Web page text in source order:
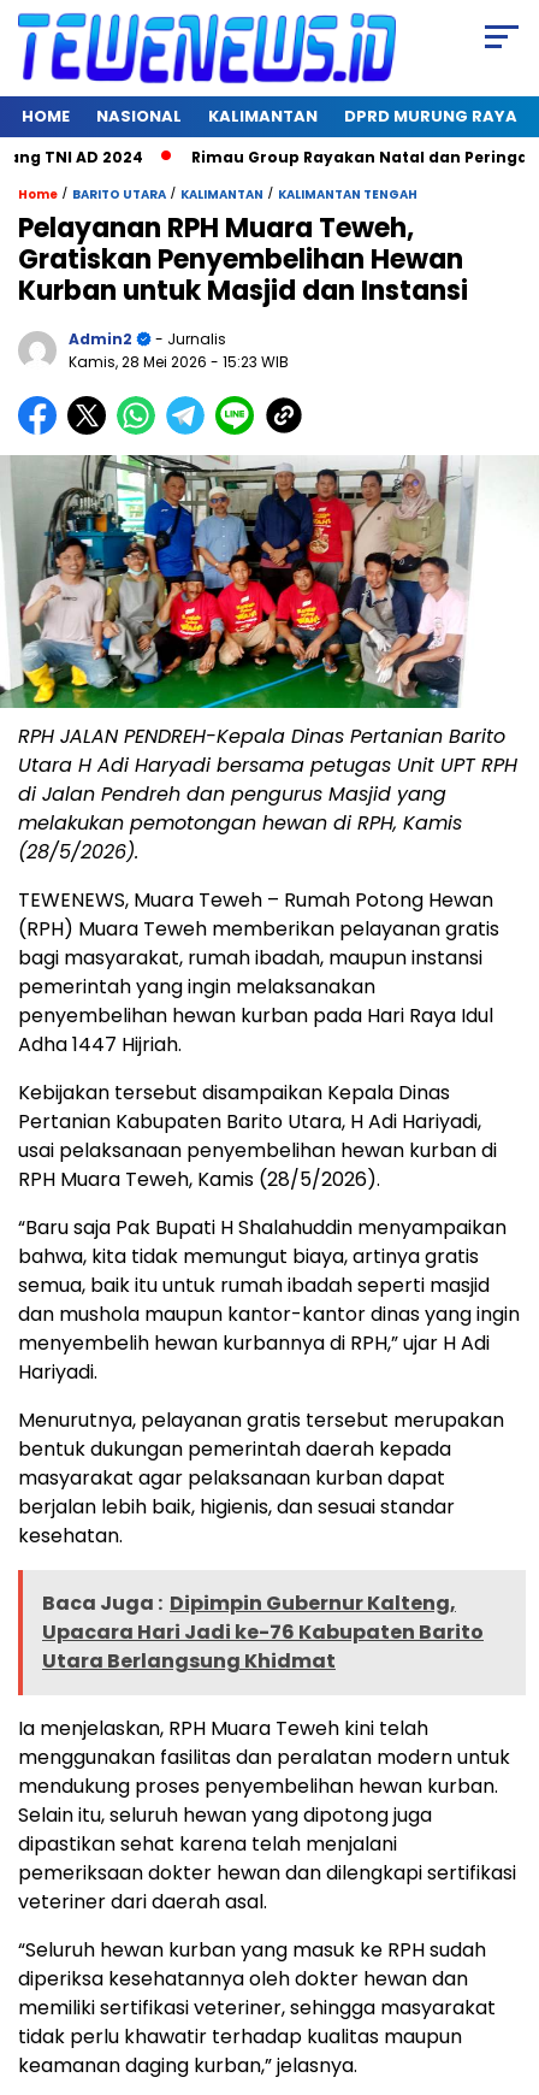
HOME NASIONAL KALIMANTAN DPRD MURUNG RAYA
TNI AD 2024 Rimau Group Rayakan Natal dan Peringati
Home / BARITO UTARA / KALIMANTAN / KALIMANTAN TENGAH
Pelayanan RPH Muara Teweh,
Gratiskan Penyembelihan Hewan
Kurban untuk Masjid dan Instansi
Admin2
- Jurnalis
Kamis, 28 Mei 2026 - 15:23 WIB
RPH JALAN PENDREH-Kepala Dinas Pertanian Barito
Utara H Adi Haryadi bersama petugas Unit UPT RPH
di Jalan Pendreh dan pengurus Masjid yang
melakukan pemotongan hewan di RPH, Kamis
(28/5/2026).
TEWENEWS, Muara Teweh – Rumah Potong Hewan
(RPH) Muara Teweh memberikan pelayanan gratis
bagi masyarakat, rumah ibadah, maupun instansi
pemerintah yang ingin melaksanakan
penyembelihan hewan kurban pada Hari Raya Idul
Adha 1447 Hijriah.
Kebijakan tersebut disampaikan Kepala Dinas
Pertanian Kabupaten Barito Utara, H Adi Hariyadi,
usai pelaksanaan penyembelihan hewan kurban di
RPH Muara Teweh, Kamis (28/5/2026).
“Baru saja Pak Bupati H Shalahuddin menyampaikan
bahwa, kita tidak memungut biaya, artinya gratis
semua, baik itu untuk rumah ibadah seperti masjid
dan mushola maupun kantor-kantor dinas yang ingin
menyembelih hewan kurbannya di RPH,” ujar H Adi
Hariyadi.
Menurutnya, pelayanan gratis tersebut merupakan
bentuk dukungan pemerintah daerah kepada
masyarakat agar pelaksanaan kurban dapat
berjalan lebih baik, higienis, dan sesuai standar
kesehatan.
Baca Juga : Dipimpin Gubernur Kalteng,
Upacara Hari Jadi ke-76 Kabupaten Barito
Utara Berlangsung Khidmat
Ia menjelaskan, RPH Muara Teweh kini telah
menggunakan fasilitas dan peralatan modern untuk
mendukung proses penyembelihan hewan kurban.
Selain itu, seluruh hewan yang dipotong juga
dipastikan sehat karena telah menjalani
pemeriksaan dokter hewan dan dilengkapi sertifikasi
veteriner dari daerah asal.
“Seluruh hewan kurban yang masuk ke RPH sudah
diperiksa kesehatannya oleh dokter hewan dan
memiliki sertifikasi veteriner, sehingga masyarakat
tidak perlu khawatir terhadap kualitas maupun
keamanan daging kurban,” jelasnya.